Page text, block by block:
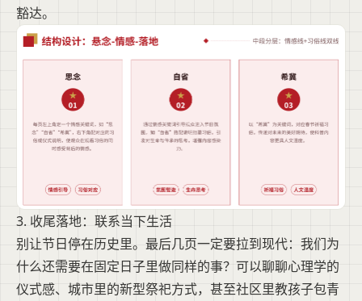
豁达。
3. 收尾落地：联系当下生活
别让节日停在历史里。最后几页一定要拉到现代：我们为
什么还需要在固定日子里做同样的事？可以聊聊心理学的
仪式感、城市里的新型祭祀方式，甚至社区里教孩子包青